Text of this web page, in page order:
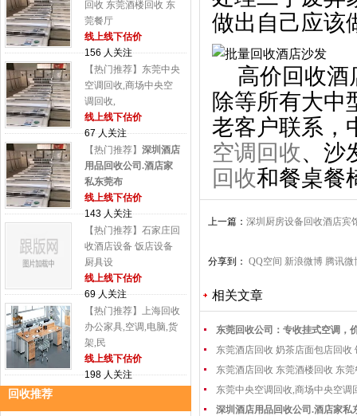
回收 东莞酒楼回收 东
莞餐厅
线上线下估价
156 人关注
【热门推荐】东莞中央
空调回收,商场中央空
调回收,
线上线下估价
67 人关注
【热门推荐】 深圳酒店
用品回收公司.酒店家
私东莞布
线上线下估价
143 人关注
【热门推荐】石家庄回
收酒店设备 饭店设备
厨具设
线上线下估价
69 人关注
【热门推荐】上海回收
办公家具,空调,电脑,货
架,民
线上线下估价
198 人关注
回收推荐
做出自己应该
高价回收酒
除等所有大中
老客户联系，
空调回收、沙
回收和餐桌餐
上一篇： 深圳厨房设备回收酒店宾
分享到： QQ空间 新浪微博 腾讯微
相关文章
东莞回收公司：专收挂式空调，
东莞酒店回收 奶茶店面包店回收
东莞酒店回收 东莞酒楼回收 东
东莞中央空调回收,商场中央空调
深圳酒店用品回收公司.酒店家私